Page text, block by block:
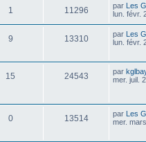
1 11296 par Les
lun. févr.
9 13310 par Les
lun. févr.
15 24543 par
mer. juil.
0 13514 par Les
mer.